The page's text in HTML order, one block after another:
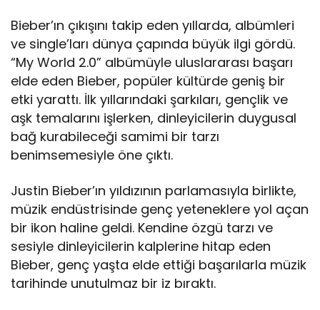
Bieber’ın çıkışını takip eden yıllarda, albümleri
ve single’ları dünya çapında büyük ilgi gördü.
“My World 2.0” albümüyle uluslararası başarı
elde eden Bieber, popüler kültürde geniş bir
etki yarattı. İlk yıllarındaki şarkıları, gençlik ve
aşk temalarını işlerken, dinleyicilerin duygusal
bağ kurabileceği samimi bir tarzı
benimsemesiyle öne çıktı.
Justin Bieber’ın yıldızının parlamasıyla birlikte,
müzik endüstrisinde genç yeteneklere yol açan
bir ikon haline geldi. Kendine özgü tarzı ve
sesiyle dinleyicilerin kalplerine hitap eden
Bieber, genç yaşta elde ettiği başarılarla müzik
tarihinde unutulmaz bir iz bıraktı.